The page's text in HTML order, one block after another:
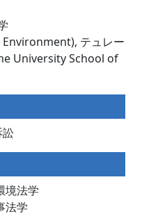
テュレー
University School of
訟
境法学
法学